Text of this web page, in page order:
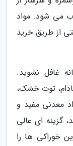
می شود. مواد
از طریق خرید
غافل نشوید.
توت خشک،
معدنی مفید و
گزینه ای عالی
خوراکی ها را